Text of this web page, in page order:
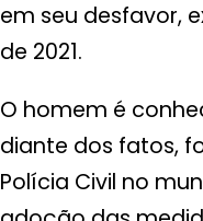
em seu desfavor,
de 2021.
O homem é
diante dos fatos,
Polícia Civil no